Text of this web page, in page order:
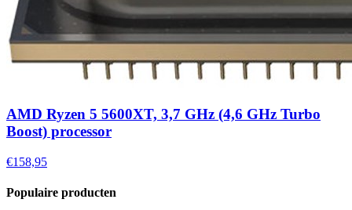
AMD Ryzen 5 5600XT, 3,7 GHz (4,6 GHz Turbo
Boost) processor
€158,95
Populaire producten